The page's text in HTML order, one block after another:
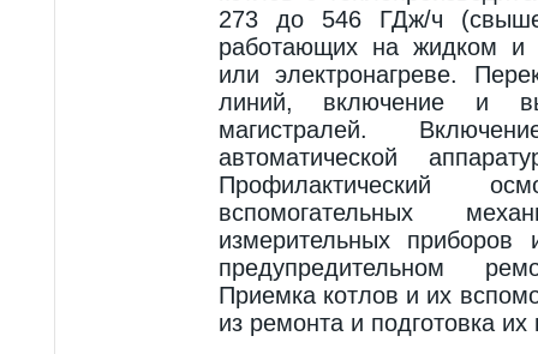
273 до 546 ГДж/ч
работающих на жидком и
или электронагреве.
линий, включение и
магистралей.
автоматической
Профилактический
вспомогательных
измерительных
предупредительном
Приемка котлов и их
из ремонта и подготовка их